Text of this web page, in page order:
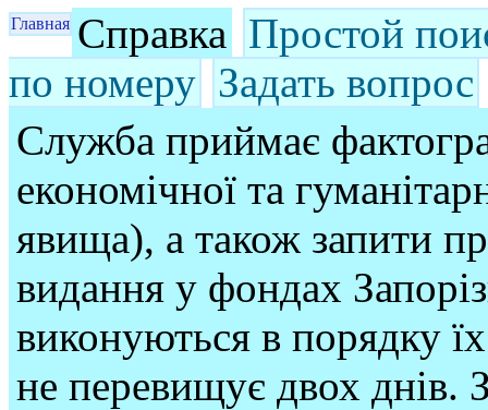
Главная Справка Простой
по номеру Задать вопрос
Служба приймає
економічної та
явища), а також запити
видання у фондах
виконуються в порядку
не перевищує двох днів.